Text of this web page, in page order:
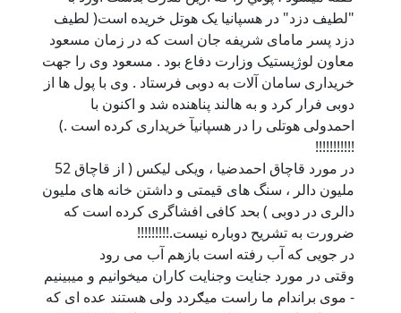
"لطيف دزد" در هسپانيا يک هوتل خريده است( لطيف
دزد پسر مامای شريفه جان است که در زمان مسعود
معاون لوژيستيک وزارت دفاع بود . مسعود وی را جهت
خريداری سامان آلات به دوبی فرستاد . وی با پول ها از
دوبی فرار کرد و به هالند پناهنده شد و اکنون با
احمدولی هوتلی را در هسپانيآ خريداری کرده است .)
!!!!!!!!!!!
در مورد قاچاق احمدضيا ، ويکی ليکس ( از قاچاق 52
مليون دالر ، سنگ های قيمتی و داشتن خانه های مليون
دالری در دوبی ) بحد کافی افشاگری کرده است که
ضرورت به تشريح دوباره نيست.!!!!!!!!!
در جويی که آب رفته است بازهم آب می رود
وقتی در مورد جنایت وجنایت کاران میخوانیم و میبینیم
- موی براندام ما راست میګردد ولی هستند عده ای که